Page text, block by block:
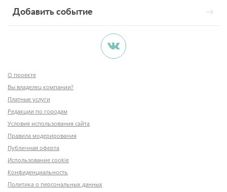
Добавить событие
О проекте
Вы владелец компании?
Платные услуги
Редакции по городам
Условия использования сайта
Правила модерирования
Публичная оферта
Использование cookie
Конфиденциальность
Политика о персональных данных